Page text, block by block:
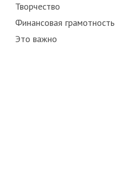
Творчество
Финансовая грамотность
Это важно